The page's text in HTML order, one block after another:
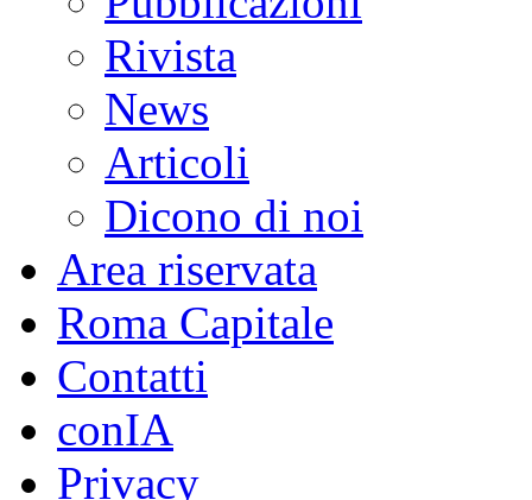
Rivista
News
Articoli
Dicono di noi
Area riservata
Roma Capitale
Contatti
conIA
Privacy